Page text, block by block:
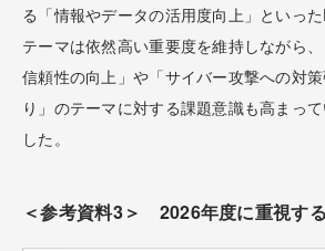
る「情報やデータの活用度向上」といっ
テーマは依然高い重要度を維持しながら
信頼性の向上」や「サイバー攻撃への対
り」のテーマに対する課題意識も高まっ
した。
＜参考資料3＞ 2026年度に重視す